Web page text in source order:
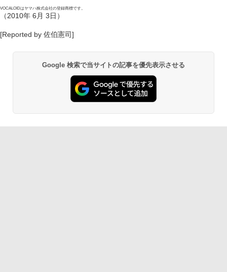
VOCALOIDはヤマハ株式会社の登録商標です。
（2010年 6月 3日）
[Reported by 佐伯憲司]
Google 検索で当サイトの記事を優先表示させる